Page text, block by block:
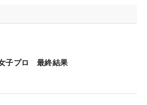
・6位タイの山下は35万9691ド
を獲得した。岩井、山下の合計賞
昨年大会に続き、日本勢が大金
万円）。トータル8オーバー・
子プロ 最終結果